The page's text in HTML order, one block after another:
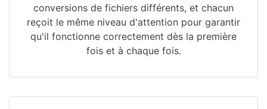
conversions de fichiers différents, et chacun
reçoit le même niveau d'attention pour garantir
qu'il fonctionne correctement dès la première
fois et à chaque fois.